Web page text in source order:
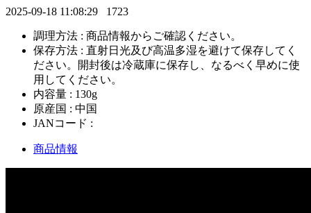
2025-09-18 11:08:29 1723
調理方法 : 商品情報からご確認ください。
保存方法 : 直射日光及び高温多湿を避けて保存してく
ださい。開封後は冷蔵庫に保存し、なるべく早めに使
用してください。
内容量 : 130g
原産国 : 中国
JANコード :
商品情報